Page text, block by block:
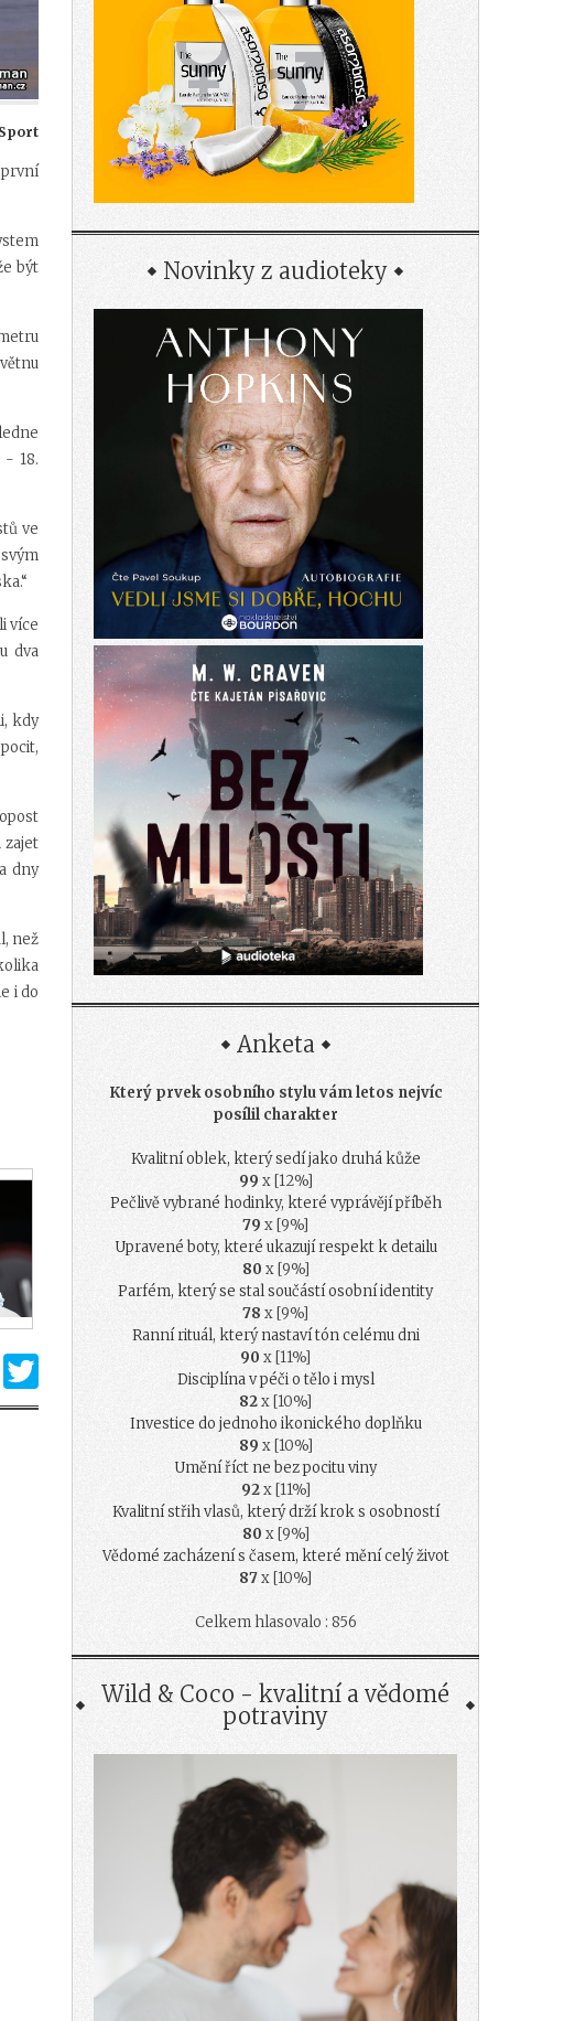
Sport
první
být
- 18.
ve
více
dva
kdy
zajet
dny
než
i do
Novinky z audioteky
Anketa
Který prvek osobního stylu vám letos nejvíc
posílil charakter
Kvalitní oblek, který sedí jako druhá kůže
99 x [12%]
Pečlivě vybrané hodinky, které vyprávějí příběh
79 x [9%]
Upravené boty, které ukazují respekt k detailu
80 x [9%]
Parfém, který se stal součástí osobní identity
78 x [9%]
Ranní rituál, který nastaví tón celému dni
90 x [11%]
Disciplína v péči o tělo i mysl
82x [10%]
Investice do jednoho ikonického doplňku
89 x [10%]
Umění říct ne bez pocitu viny
92x [11%]
Kvalitní střih vlasů, který drží krok s osobností
80 x [9%]
Vědomé zacházení s časem, které mění celý život
87x [10%]
Celkem hlasovalo : 856
Wild & Coco - kvalitní a vědomé
potraviny